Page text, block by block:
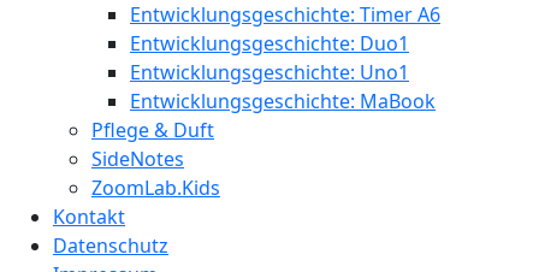
Entwicklungsgeschichte: Timer A6
Entwicklungsgeschichte: Duo1
Entwicklungsgeschichte: Uno1
Entwicklungsgeschichte: MaBook
Pflege & Duft
SideNotes
ZoomLab.Kids
Kontakt
Datenschutz